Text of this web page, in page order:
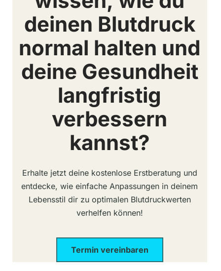
deinen Blutdruck
normal halten und
deine Gesundheit
langfristig
verbessern
kannst?
Erhalte jetzt deine kostenlose Erstberatung und
entdecke, wie einfache Anpassungen in deinem
Lebensstil dir zu optimalen Blutdruckwerten
verhelfen können!
Termin vereinbaren